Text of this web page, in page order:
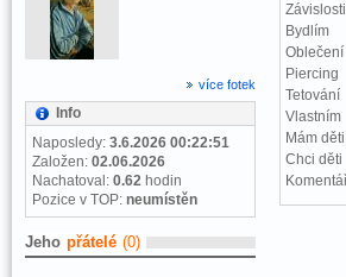
více fotek
Info
Naposledy: 3.6.2026 00:22:51
Založen: 02.06.2026
Nachatoval: 0.62 hodin
Pozice v TOP: neumístěn
Jeho přátelé (0)
Závislosti
Bydlím
Oblečení
Piercing
Tetování
Vlastním
Mám děti
Chci děti